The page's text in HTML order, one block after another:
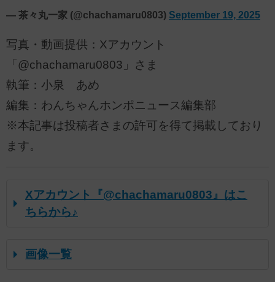
— 茶々丸一家 (@chachamaru0803) September 19, 2025
写真・動画提供：Xアカウント
「@chachamaru0803」さま
執筆：小泉 あめ
編集：わんちゃんホンポニュース編集部
※本記事は投稿者さまの許可を得て掲載しており
ます。
Xアカウント『@chachamaru0803』はこ
ちらから♪
画像一覧